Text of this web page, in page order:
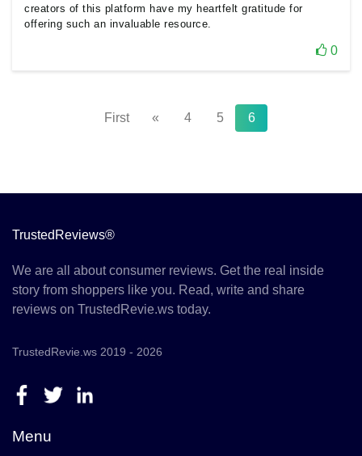
creators of this platform have my heartfelt gratitude for
offering such an invaluable resource.
0
First « 4 5 6
TrustedReviews®
We are all about consumer reviews. Get the real inside
story from shoppers like you. Read, write and share
reviews on TrustedRevie.ws today.
TrustedRevie.ws 2019 - 2026
Menu